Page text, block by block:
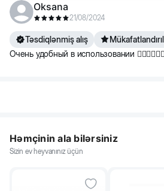
Oksana
21/08/2024
Təsdiqlənmiş alış
Очень удобный в использовании 👍🏻👍🏻👍🏻
Həmçinin ala bilərsiniz
Sizin ev heyvanınız üçün